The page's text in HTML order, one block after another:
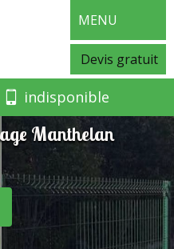
MENU
Devis gratuit
indisponible
Manthelan